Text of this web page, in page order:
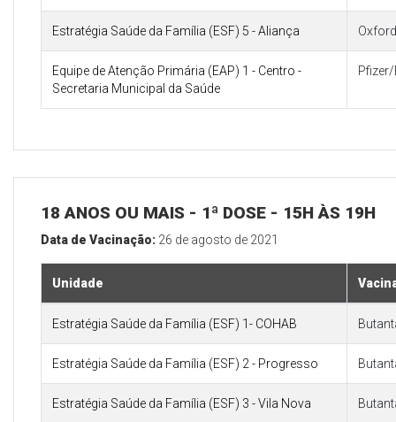
Estratégia Saúde da Família (ESF) 5 - Aliança
Equipe de Atenção Primária (EAP) 1 - Centro -
Secretaria Municipal da Saúde
18 ANOS OU MAIS - 1ª DOSE - 15H ÀS 19H
Data de Vacinação: 26 de agosto de 2021
Unidade
Estratégia Saúde da Família (ESF) 1- COHAB
Estratégia Saúde da Família (ESF) 2 - Progresso
Estratégia Saúde da Família (ESF) 3 - Vila Nova